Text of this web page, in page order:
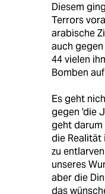
Diesem
Terrors
arabische
auch
44 vielen
Bomben
Es geht
gegen 'die
geht darum
die Realität
zu
unseres
aber die
das